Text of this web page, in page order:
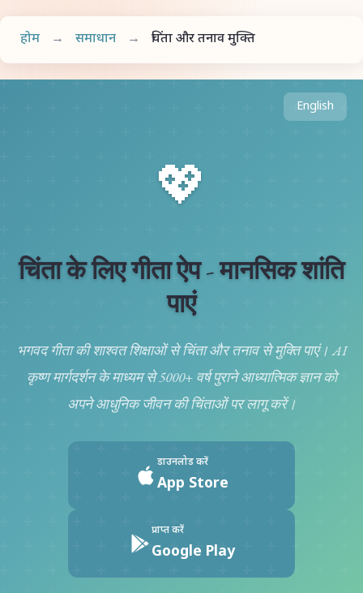
होम → समाधान → चिंता और तनाव मुक्ति
English
💖
चिंता के लिए गीता ऐप - मानसिक शांति
पाएं
भगवद गीता की शाश्वत शिक्षाओं से चिंता और तनाव से मुक्ति पाएं। AI
कृष्ण मार्गदर्शन के माध्यम से 5000+ वर्ष पुराने आध्यात्मिक ज्ञान को
अपने आधुनिक जीवन की चिंताओं पर लागू करें।
डाउनलोड करें
App Store
प्राप्त करें
Google Play